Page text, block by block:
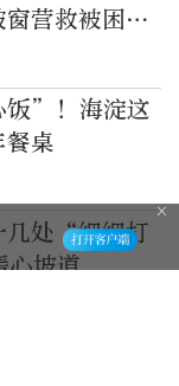
营救被困老
饭”！海淀这
餐桌
几处“细细打
坡道